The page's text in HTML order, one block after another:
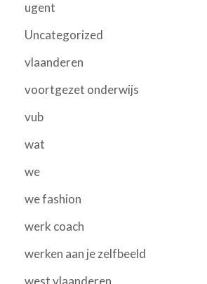
ugent
Uncategorized
vlaanderen
voortgezet onderwijs
vub
wat
we
we fashion
werk coach
werken aan je zelfbeeld
west vlaanderen